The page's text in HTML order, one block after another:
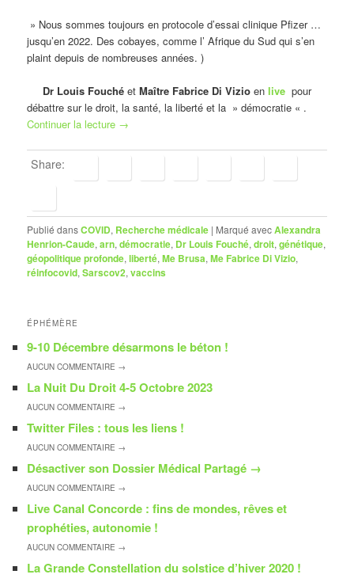
» Nous sommes toujours en protocole d’essai clinique Pfizer …
jusqu’en 2022. Des cobayes, comme l’ Afrique du Sud qui s’en
plaint depuis de nombreuses années. )
Dr Louis Fouché etMaître Fabrice Di Vizio en livepour
débattre sur le droit, la santé, la liberté et la » démocratie « .
Continuer la lecture →
Share:
Publié dansCOVID, Recherche médicale | Marqué avecAlexandra
Henrion-Caude,arn,démocratie, Dr Louis Fouché,droit,génétique,
géopolitique profonde,liberté,Me Brusa,Me Fabrice Di Vizio,
réinfocovid,Sarscov2,vaccins
ÉPHÉMÈRE
9-10 Décembre désarmons le béton !
AUCUNCOMMENTAIRE →
La Nuit Du Droit 4-5 Octobre 2023
AUCUNCOMMENTAIRE →
Twitter Files : tous les liens !
AUCUNCOMMENTAIRE →
Désactiver son Dossier Médical Partagé →
AUCUNCOMMENTAIRE →
Live Canal Concorde : fins de mondes, rêves et
prophéties, autonomie !
AUCUNCOMMENTAIRE →
La Grande Constellation du solstice d’hiver 2020 !